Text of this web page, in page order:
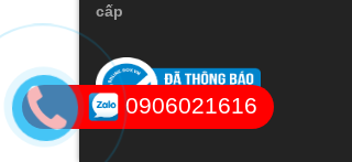
cấp
0906021616